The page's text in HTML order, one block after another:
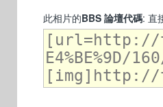
此相片的BBS 論壇代碼: 直